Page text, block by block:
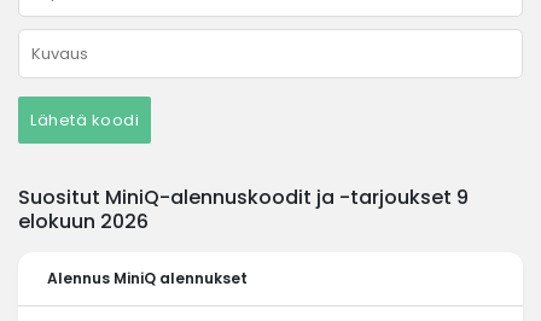
Lähetä koodi
Suositut MiniQ-alennuskoodit ja -tarjoukset 9
elokuun 2026
Alennus MiniQ alennukset